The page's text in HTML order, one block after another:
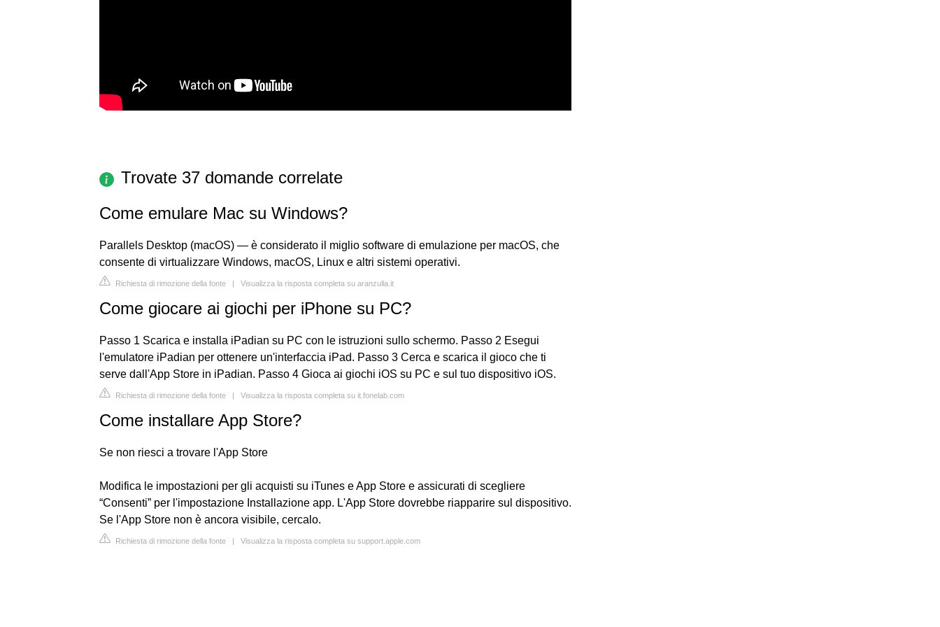
Trovate 37 domande correlate
Come emulare Mac su Windows?
Parallels Desktop (macOS) — è considerato il miglio software di emulazione per macOS, che
consente di virtualizzare Windows, macOS, Linux e altri sistemi operativi.
Richiesta di rimozione della fonte | Visualizza la risposta completa su aranzulla.it
Come giocare ai giochi per iPhone su PC?
Passo 1 Scarica e installa iPadian su PC con le istruzioni sullo schermo. Passo 2 Esegui
l'emulatore iPadian per ottenere un'interfaccia iPad. Passo 3 Cerca e scarica il gioco che ti
serve dall'App Store in iPadian. Passo 4 Gioca ai giochi iOS su PC e sul tuo dispositivo iOS.
Richiesta di rimozione della fonte | Visualizza la risposta completa su it.fonelab.com
Come installare App Store?
Se non riesci a trovare l'App Store
Modifica le impostazioni per gli acquisti su iTunes e App Store e assicurati di scegliere
“Consenti” per l'impostazione Installazione app. L'App Store dovrebbe riapparire sul dispositivo.
Se l'App Store non è ancora visibile, cercalo.
Richiesta di rimozione della fonte | Visualizza la risposta completa su support.apple.com